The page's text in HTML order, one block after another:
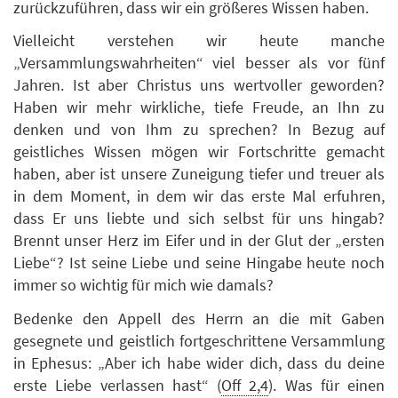
zurückzuführen, dass wir ein größeres Wissen haben.
Vielleicht verstehen wir heute manche
„Versammlungswahrheiten“ viel besser als vor fünf
Jahren. Ist aber Christus uns wertvoller geworden?
Haben wir mehr wirkliche, tiefe Freude, an Ihn zu
denken und von Ihm zu sprechen? In Bezug auf
geistliches Wissen mögen wir Fortschritte gemacht
haben, aber ist unsere Zuneigung tiefer und treuer als
in dem Moment, in dem wir das erste Mal erfuhren,
dass Er uns liebte und sich selbst für uns hingab?
Brennt unser Herz im Eifer und in der Glut der „ersten
Liebe“? Ist seine Liebe und seine Hingabe heute noch
immer so wichtig für mich wie damals?
Bedenke den Appell des Herrn an die mit Gaben
gesegnete und geistlich fortgeschrittene Versammlung
in Ephesus: „Aber ich habe wider dich, dass du deine
erste Liebe verlassen hast“ (Off 2,4). Was für einen